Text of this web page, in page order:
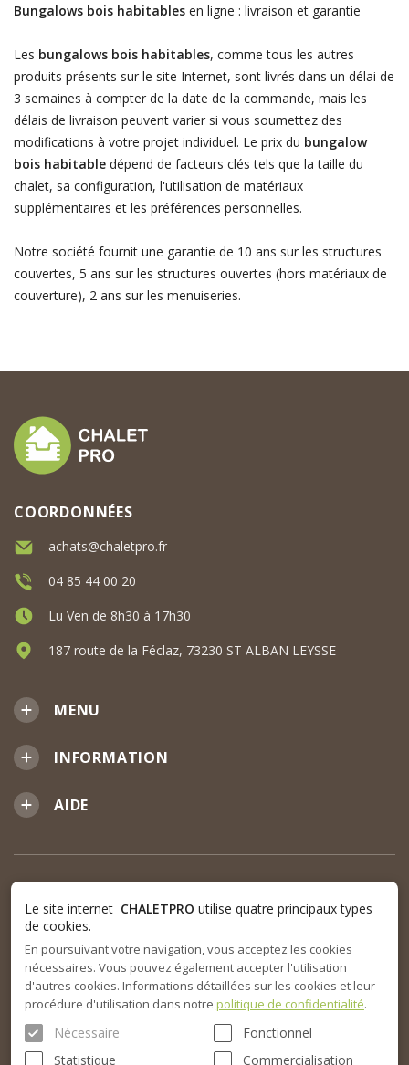
Bungalows bois habitablesen ligne : livraison et garantie
Les bungalows bois habitables, comme tous les autres
produits présents sur le site Internet, sont livrés dans un délai de
3 semaines à compter de la date de la commande, mais les
délais de livraison peuvent varier si vous soumettez des
modifications à votre projet individuel. Le prix du bungalow
bois habitabledépend de facteurs clés tels que la taille du
chalet, sa configuration, l'utilisation de matériaux
supplémentaires et les préférences personnelles.
Notre société fournit une garantie de 10 ans sur les structures
couvertes, 5 ans sur les structures ouvertes (hors matériaux de
couverture), 2 ans sur les menuiseries.
MENU
INFORMATION
AIDE
COORDONNÉES
achats@chaletpro.fr
04 85 44 00 20
Lu Ven de 8h30 à 17h30
187 route de la Féclaz, 73230 ST ALBAN LEYSSE
Le site internet CHALETPRO utilise quatre principaux types
de cookies.
En poursuivant votre navigation, vous acceptez les cookies
nécessaires. Vous pouvez également accepter l'utilisation
d'autres cookies. Informations détaillées sur les cookies et leur
procédure d'utilisation dans notre politique de confidentialité.
Nécessaire
Fonctionnel
Statistique
Commercialisation